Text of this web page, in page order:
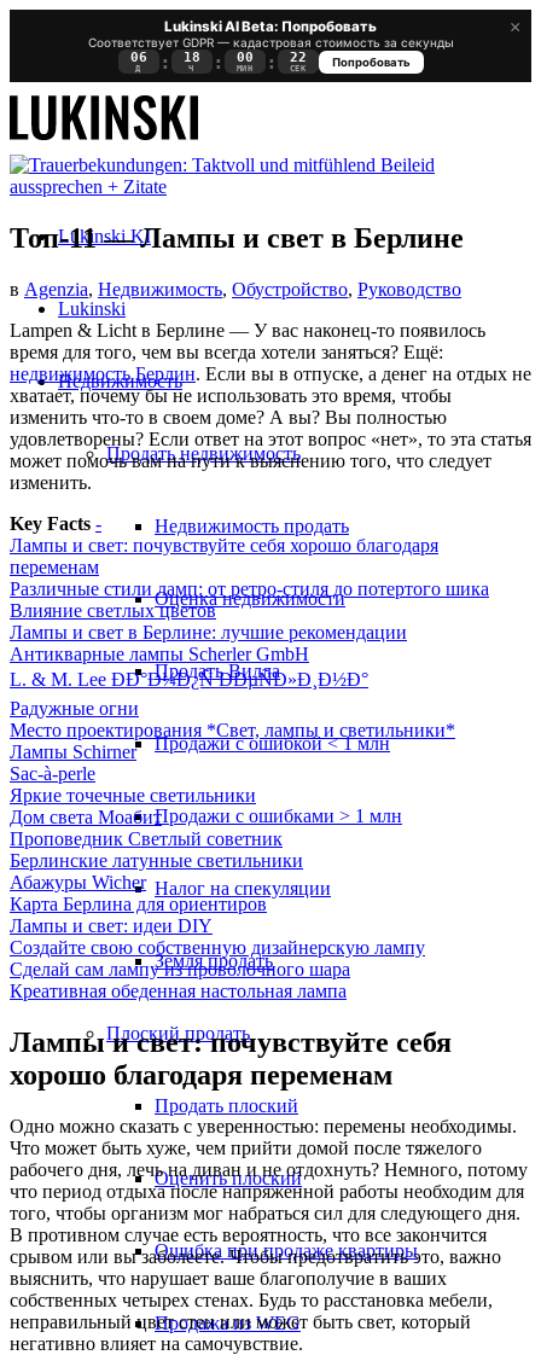
×
Lukinski AI Beta: Попробовать
Соответствует GDPR — кадастровая стоимость за секунды
06
Д : 18
Ч : 00
МИН : 21
СЕК
Попробовать
Lukinski KI
Lukinski
Недвижимость
Продать недвижимость
Недвижимость продать
Оценка недвижимости
Продать Вилла
Продажи с ошибкой < 1 млн
Продажи с ошибками > 1 млн
Налог на спекуляции
Земля продать
Плоский продать
Продать плоский
Оценить плоский
Ошибка при продаже квартиры
Продажа из WEG
Топ-11 — Лампы и свет в Берлине
в Agenzia, Недвижимость, Обустройство, Руководство
Lampen & Licht в Берлине — У вас наконец-то появилось
время для того, чем вы всегда хотели заняться? Ещё:
недвижимость Берлин. Если вы в отпуске, а денег на отдых не
хватает, почему бы не использовать это время, чтобы
изменить что-то в своем доме? А вы? Вы полностью
удовлетворены? Если ответ на этот вопрос «нет», то эта статья
может помочь вам на пути к выяснению того, что следует
изменить.
Key Facts -
Лампы и свет: почувствуйте себя хорошо благодаря
переменам
Различные стили ламп: от ретро-стиля до потертого шика
Влияние светлых цветов
Лампы и свет в Берлине: лучшие рекомендации
Антикварные лампы Scherler GmbH
L. & M. Lee ÐÐ°Ð¼Ð¿Ñ ÐÐµÑÐ»Ð¸Ð½Ð°
Радужные огни
Место проектирования *Свет, лампы и светильники*
Лампы Schirner
Sac-à-perle
Яркие точечные светильники
Дом света Моабит
Проповедник Светлый советник
Берлинские латунные светильники
Абажуры Wicher
Карта Берлина для ориентиров
Лампы и свет: идеи DIY
Создайте свою собственную дизайнерскую лампу
Сделай сам лампу из проволочного шара
Креативная обеденная настольная лампа
Лампы и свет: почувствуйте себя
хорошо благодаря переменам
Одно можно сказать с уверенностью: перемены необходимы.
Что может быть хуже, чем прийти домой после тяжелого
рабочего дня, лечь на диван и не отдохнуть? Немного, потому
что период отдыха после напряженной работы необходим для
того, чтобы организм мог набраться сил для следующего дня.
В противном случае есть вероятность, что все закончится
срывом или вы заболеете. Чтобы предотвратить это, важно
выяснить, что нарушает ваше благополучие в ваших
собственных четырех стенах. Будь то расстановка мебели,
неправильный цвет стен или может быть свет, который
негативно влияет на самочувствие.